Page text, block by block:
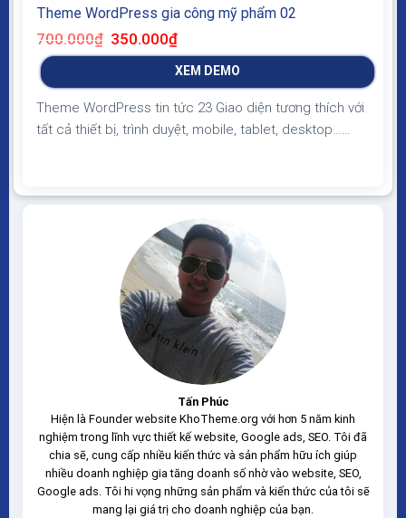
Theme WordPress gia công mỹ phẩm 02
700.000₫ Giá
gốc
là:
350.000₫Giá
tại
là:
XEM DEMO
Theme WordPress tin tức 23 Giao diện tương thích với
tất cả thiết bị, trình duyệt, mobile, tablet, desktop…
ưu với các công cụ tìm kiếm Theme sạch hoàn toàn
100% không virus, không...
Tấn Phúc
Hiện là Founder website KhoTheme.org với hơn 5 năm kinh
nghiệm trong lĩnh vực thiết kế website, Google ads, SEO. Tôi đã
chia sẽ, cung cấp nhiều kiến thức và sản phẩm hữu ích giúp
nhiều doanh nghiệp gia tăng doanh số nhờ vào website, SEO,
Google ads. Tôi hi vọng những sản phẩm và kiến thức của tôi sẽ
mang lại giá trị cho doanh nghiệp của bạn.